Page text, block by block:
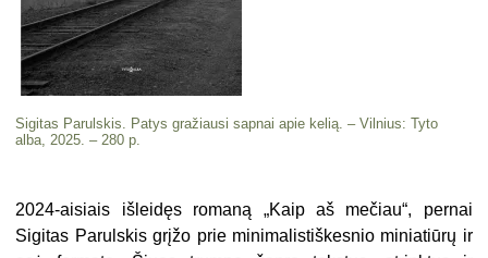
Sigitas Parulskis. Patys gražiausi sapnai apie kelią. – Vilnius: Tyto
alba, 2025. – 280 p.
2024-aisiais išleidęs romaną „Kaip aš mečiau“, pernai
Sigitas Parulskis grįžo prie minimalistiškesnio miniatiūrų ir